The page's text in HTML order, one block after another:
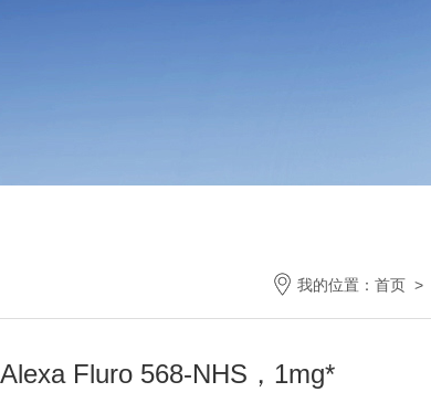
我的位置： 首页 >
Alexa Fluro 568-NHS，1mg*